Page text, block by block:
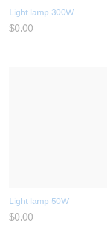
Light lamp 300W
$0.00
Light lamp 50W
$0.00